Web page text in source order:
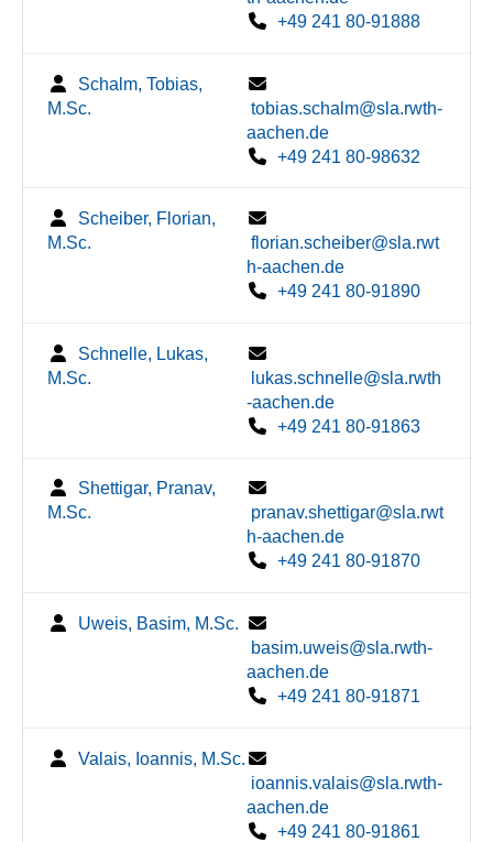
+49 241 80-91888
Schalm, Tobias,
M.Sc.
tobias.schalm@sla.rwth-
aachen.de
+49 241 80-98632
Scheiber, Florian,
M.Sc.
florian.scheiber@sla.rwt
h-aachen.de
+49 241 80-91890
Schnelle, Lukas,
M.Sc.
lukas.schnelle@sla.rwth
-aachen.de
+49 241 80-91863
Shettigar, Pranav,
M.Sc.
pranav.shettigar@sla.rwt
h-aachen.de
+49 241 80-91870
Uweis, Basim, M.Sc.
basim.uweis@sla.rwth-
aachen.de
+49 241 80-91871
Valais, Ioannis, M.Sc.
ioannis.valais@sla.rwth-
aachen.de
+49 241 80-91861